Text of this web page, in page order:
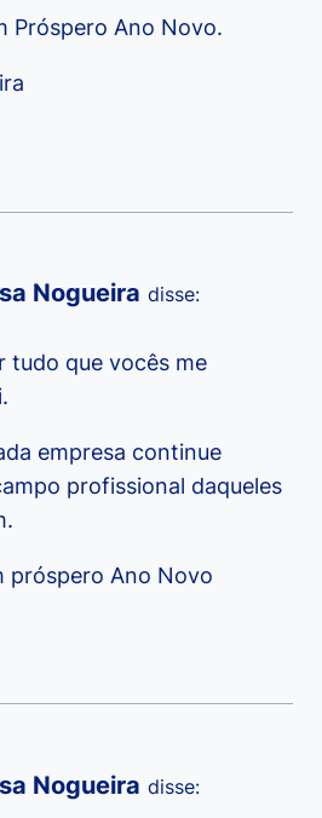
Próspero Ano Novo.
Nogueira disse:
tudo que vocês me
empresa continue
profissional daqueles
próspero Ano Novo
Nogueira disse: